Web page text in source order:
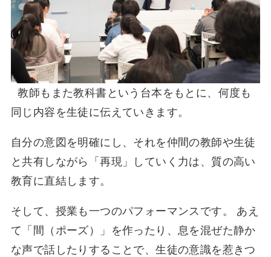
教師もまた教科書という台本をもとに、何度も
同じ内容を生徒に伝えていきます。
自分の意図を明確にし、それを仲間の教師や生徒
と共有しながら「再現」していく力は、質の高い
教育に直結します。
そして、授業も一つのパフォーマンスです。 あえ
て「間（ポーズ）」を作ったり、息を混ぜた静か
な声で話したりすることで、生徒の意識を惹きつ